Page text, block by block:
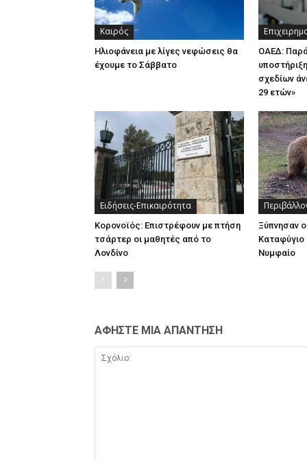
Καιρός
Ηλιοφάνεια με λίγες νεφώσεις θα
έχουμε το Σάββατο
ΟΑΕΔ:
σχεδίων
29 ετών»
Ειδήσεις-Επικαιρότητα
Κορονοϊός: Επιστρέφουν με πτήση
τσάρτερ οι μαθητές από το
Λονδίνο
Ξύπνησαν
Νυμφαίο
ΑΦΗΣΤΕ ΜΙΑ ΑΠΑΝΤΗΣΗ